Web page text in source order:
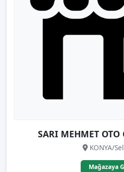
SARI MEHMET
KONYA/
Mağazaya